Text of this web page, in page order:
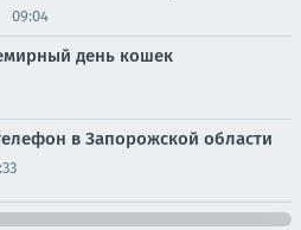
09:04
день кошек
в Запорожской области